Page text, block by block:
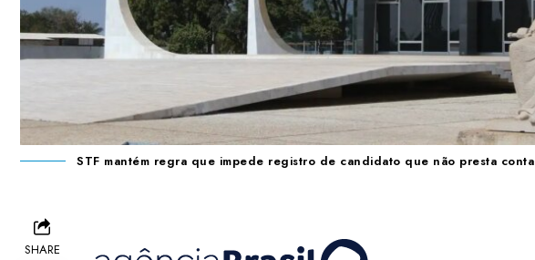
STF mantém regra que impede registro de candidato que não presta conta
SHARE